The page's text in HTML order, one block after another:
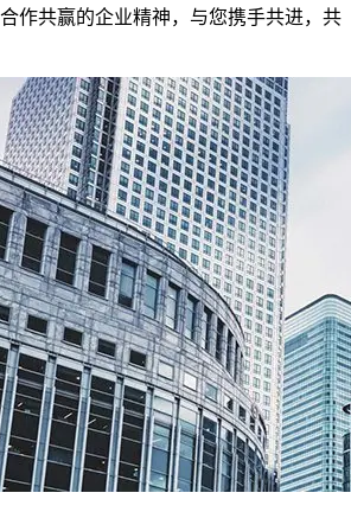
作共赢的企业精神，与您携手共进，共